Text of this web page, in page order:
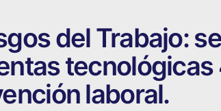
del Trabajo:
tecnológicas
laboral.